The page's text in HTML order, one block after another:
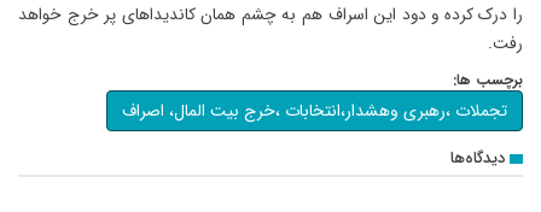
را درک کرده و دود این اسراف هم به چشم همان کاندیداهای پر خرج خواهد
رفت.
برچسب ها:
تجملات ،رهبری وهشدار،انتخابات ،خرج بیت المال، اصراف
دیدگاه‌ها